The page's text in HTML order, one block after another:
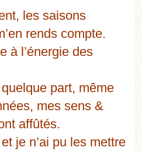
les saisons
rends compte.
à l’énergie des
part, même
mes sens &
affûtés.
je n’ai pu les mettre